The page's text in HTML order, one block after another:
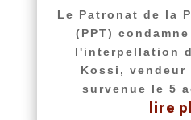
Le Patronat de la
(PPT)
l'interpellation
Kossi, vendeur
survenue le 5
lire